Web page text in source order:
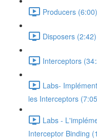
Producers (6:00)
Disposers (2:42)
Interceptors
Labs-
les Interceptors
Labs -
Interceptor Binding